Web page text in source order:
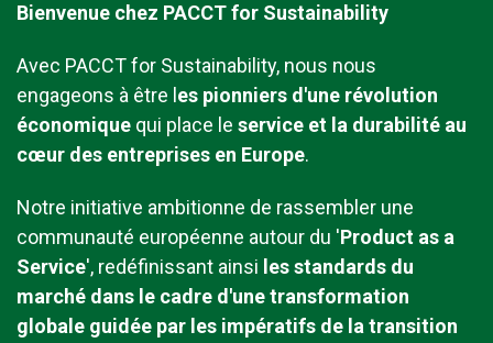
Bienvenue chez PACCT for Sustainability
Avec PACCT for Sustainability, nous nous
engageons à être l es pionniers d'une révolution
économique qui place le service et la durabilité au
cœur des entreprises en Europe.
Notre initiative ambitionne de rassembler une
communauté européenne autour du 'Product as a
Service', redéfinissant ainsi les standards du
marché dans le cadre d'une transformation
globale guidée par les impératifs de la transition